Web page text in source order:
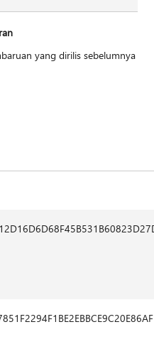
yang dirilis sebelumnya